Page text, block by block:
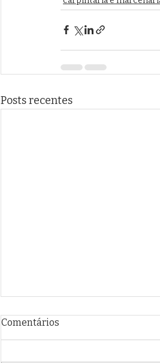
Posts recentes
Comentários